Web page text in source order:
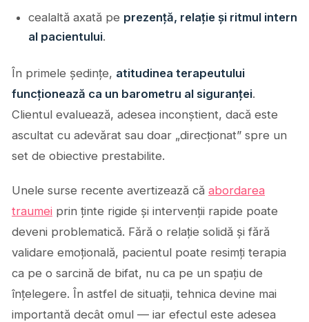
cealaltă axată pe prezență, relație și ritmul intern
al pacientului.
În primele ședințe, atitudinea terapeutului
funcționează ca un barometru al siguranței.
Clientul evaluează, adesea inconștient, dacă este
ascultat cu adevărat sau doar „direcționat” spre un
set de obiective prestabilite.
Unele surse recente avertizează că abordarea
traumei prin ținte rigide și intervenții rapide poate
deveni problematică. Fără o relație solidă și fără
validare emoțională, pacientul poate resimți terapia
ca pe o sarcină de bifat, nu ca pe un spațiu de
înțelegere. În astfel de situații, tehnica devine mai
importantă decât omul — iar efectul este adesea